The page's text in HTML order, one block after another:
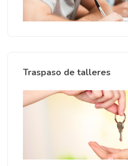
Traspaso de talleres